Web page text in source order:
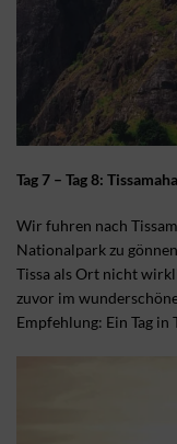
Tag 7 – Tag 8:
Wir fuhren nach
Nationalpark zu
Tissa als Ort nicht
zuvor im
Empfehlung: Ein Tag